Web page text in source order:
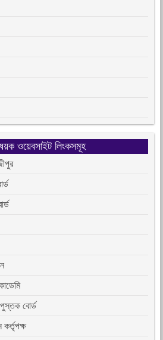
ওয়েবসাইট লিংকসমূহ
বোর্ড
কর্তৃপক্ষ